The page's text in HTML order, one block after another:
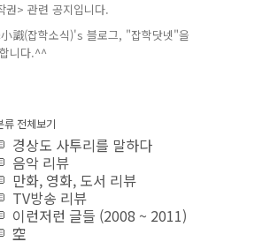
권> 관련 공지입니다.
識(잡학소식)'s 블로그, "잡학닷넷"을
니다.^^
류 전체보기
경상도 사투리를 말하다
음악 리뷰
만화, 영화, 도서 리뷰
TV방송 리뷰
이런저런 글들 (2008 ~ 2011)
空